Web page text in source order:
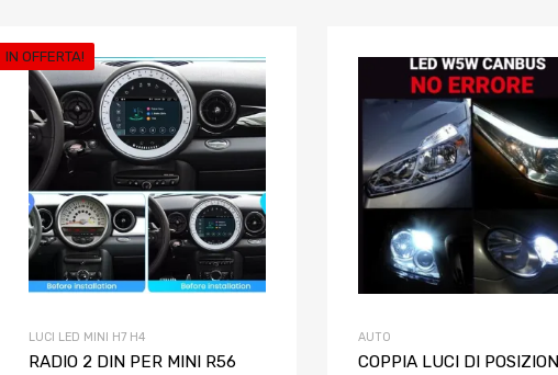
IN OFFERTA!
Aggiungi ai preferiti
Aggiungi al confronto
LUCI LED MINI H7 H4
RADIO 2 DIN PER MINI R56
AUTO
COPPIA LUCI DI